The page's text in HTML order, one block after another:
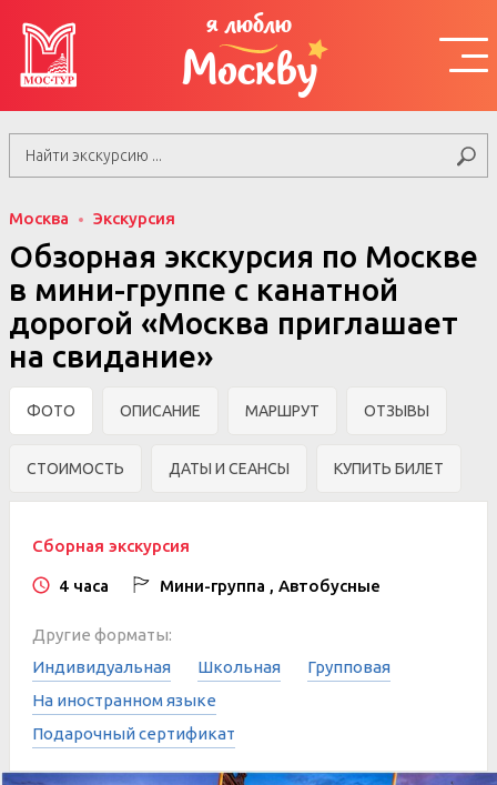
я люблю
Москву
Москва Экскурсия
Обзорная экскурсия по Москве
в мини-группе c канатной
дорогой «Москва приглашает
на свидание»
ФОТО ОПИСАНИЕ МАРШРУТ ОТЗЫВЫ
СТОИМОСТЬ ДАТЫ И СЕАНСЫ КУПИТЬ БИЛЕТ
Сборная экскурсия
4 часа Мини-группа , Автобусные
Другие форматы:
Индивидуальная
Школьная
Групповая
На иностранном языке
Подарочный сертификат